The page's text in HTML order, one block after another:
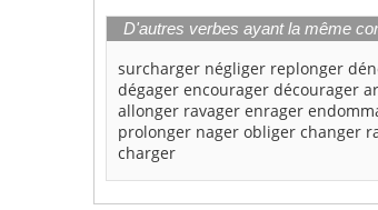
D'autres verbes ayant la même
surcharger négliger replonger
dégager encourager décourager
allonger ravager enrager
prolonger nager obliger changer
charger